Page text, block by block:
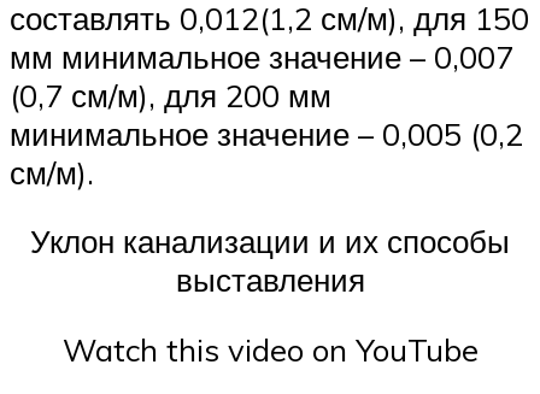
составлять 0,012(1,2 см/м), для 150
мм минимальное значение – 0,007
(0,7 см/м), для 200 мм
минимальное значение – 0,005 (0,2
см/м).
Уклон канализации и их способы
выставления
Watch this video on YouTube